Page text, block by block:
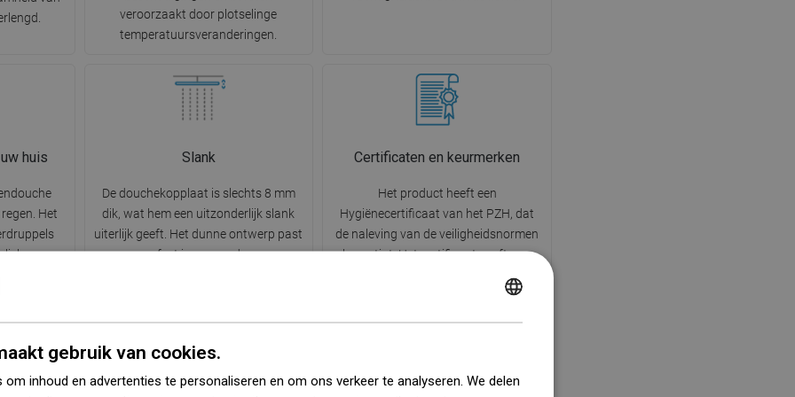
veroorzaakt door plotselinge
temperatuursveranderingen.
huis
Het
lichaam
cosmetica
en
Slank
De douchekopplaat is slechts 8 mm
dik, wat hem een uitzonderlijk slank
uiterlijk geeft. Het dunne ontwerp past
perfect in een modern
Certificaten en keurmerken
Het product heeft een
Hygiënecertificaat van het PZH, dat
de naleving van de veiligheidsnormen
bevestigt. Het certificaat geeft aan
dat het product op geen enkele manier
een negatieve invloed heeft op de
gebruik van cookies.
om inhoud en advertenties te personaliseren en om ons verkeer te analyseren. We delen